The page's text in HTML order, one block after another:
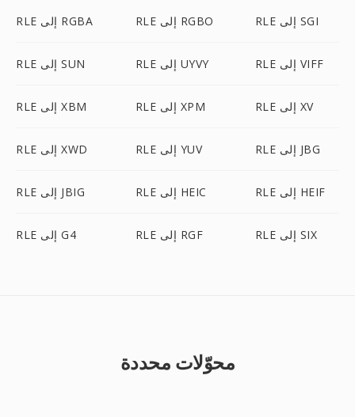
RLE إلى RGBA RLE إلى RGBO RLE إلى SGI
RLE إلى SUN RLE إلى UYVY RLE إلى VIFF
RLE إلى XBM RLE إلى XPM RLE إلى XV
RLE إلى XWD RLE إلى YUV RLE إلى JBG
RLE إلى JBIG RLE إلى HEIC RLE إلى HEIF
RLE إلى G4 RLE إلى RGF RLE إلى SIX
محوّلات محددة